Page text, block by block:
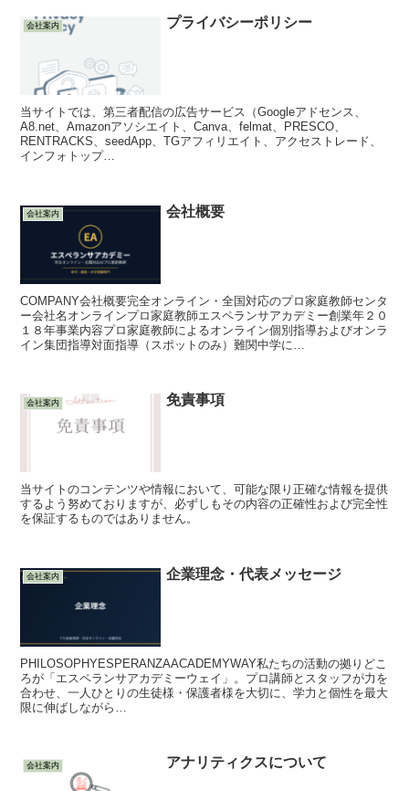
会社案内 プライバシーポリシー
当サイトでは、第三者配信の広告サービス（Googleアドセンス、
A8.net、Amazonアソシエイト、Canva、felmat、PRESCO、
RENTRACKS、seedApp、TGアフィリエイト、アクセストレード、
インフォトップ…
会社案内 会社概要
COMPANY会社概要完全オンライン・全国対応のプロ家庭教師センタ
ー会社名オンラインプロ家庭教師エスペランサアカデミー創業年２０
１８年事業内容プロ家庭教師によるオンライン個別指導およびオンラ
イン集団指導対面指導（スポットのみ）難関中学に…
会社案内 免責事項
当サイトのコンテンツや情報において、可能な限り正確な情報を提供
するよう努めておりますが、必ずしもその内容の正確性および完全性
を保証するものではありません。
会社案内 企業理念・代表メッセージ
PHILOSOPHYESPERANZAACADEMYWAY私たちの活動の拠りどこ
ろが「エスペランサアカデミーウェイ」。プロ講師とスタッフが力を
合わせ、一人ひとりの生徒様・保護者様を大切に、学力と個性を最大
限に伸ばしながら…
会社案内 アナリティクスについて